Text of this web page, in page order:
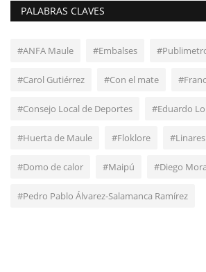
PALABRAS CLAVES
#ANFA Maule #Embalses
#Carol Gutiérrez #Con el mate
#Consejo Local de Deportes #Eduardo
#Huerta de Maule #Floklore
#Domo de calor #Maipú #Diego
#Pedro Pablo Álvarez-Salamanca Ramírez